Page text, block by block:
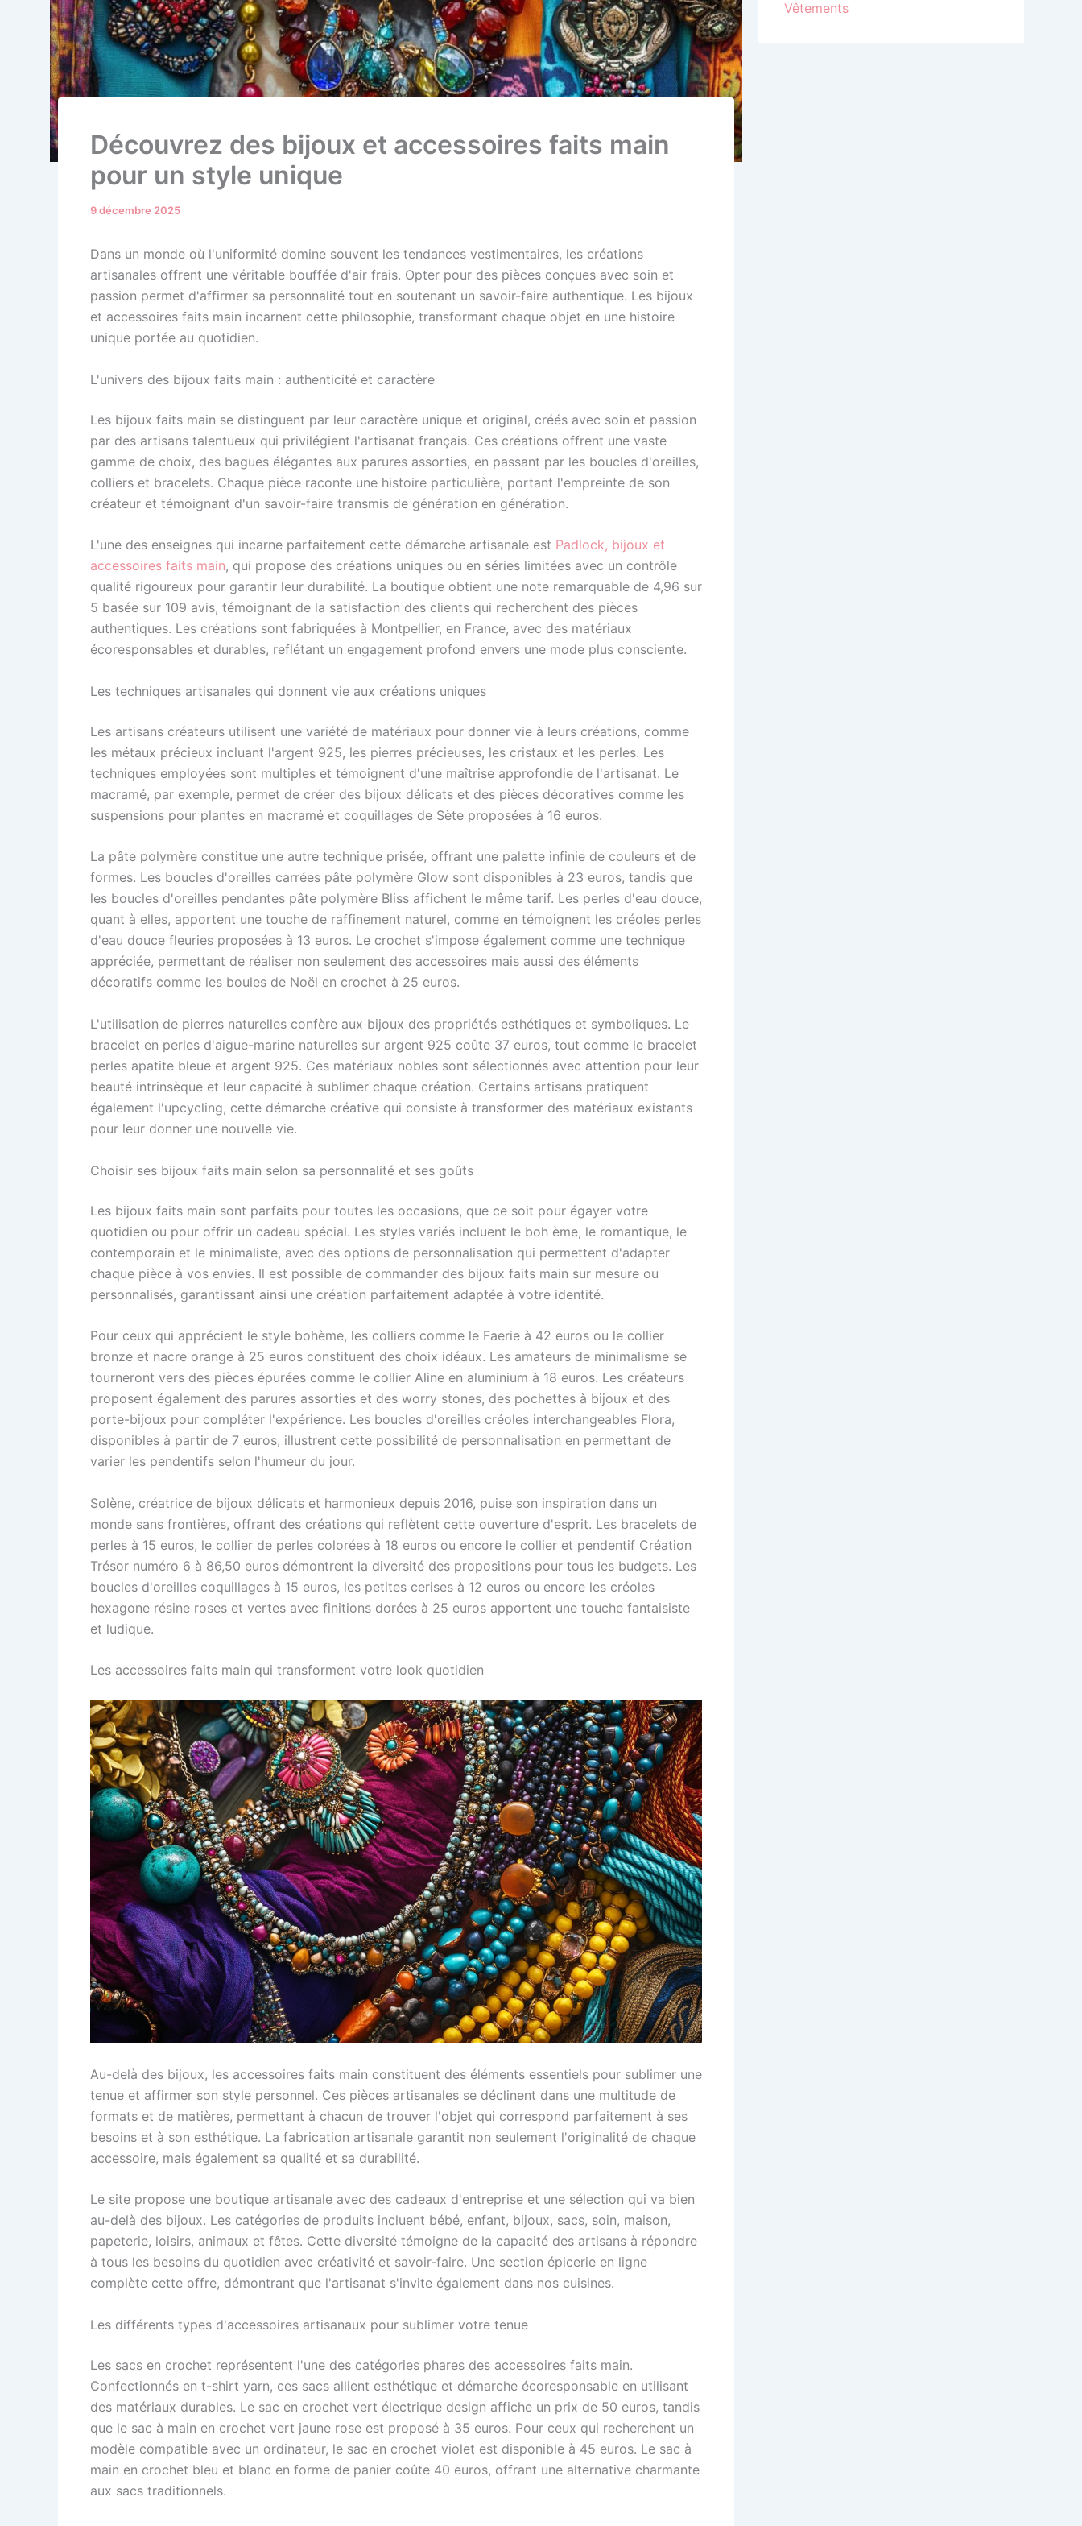
Découvrez des bijoux et accessoires faits main
pour un style unique
9 décembre 2025
Dans un monde où l'uniformité domine souvent les tendances vestimentaires, les créations
artisanales offrent une véritable bouffée d'air frais. Opter pour des pièces conçues avec soin et
passion permet d'affirmer sa personnalité tout en soutenant un savoir-faire authentique. Les bijoux
et accessoires faits main incarnent cette philosophie, transformant chaque objet en une histoire
unique portée au quotidien.
L'univers des bijoux faits main : authenticité et caractère
Les bijoux faits main se distinguent par leur caractère unique et original, créés avec soin et passion
par des artisans talentueux qui privilégient l'artisanat français. Ces créations offrent une vaste
gamme de choix, des bagues élégantes aux parures assorties, en passant par les boucles d'oreilles,
colliers et bracelets. Chaque pièce raconte une histoire particulière, portant l'empreinte de son
créateur et témoignant d'un savoir-faire transmis de génération en génération.
L'une des enseignes qui incarne parfaitement cette démarche artisanale est Padlock, bijoux et
accessoires faits main, qui propose des créations uniques ou en séries limitées avec un contrôle
qualité rigoureux pour garantir leur durabilité. La boutique obtient une note remarquable de 4,96 sur
5 basée sur 109 avis, témoignant de la satisfaction des clients qui recherchent des pièces
authentiques. Les créations sont fabriquées à Montpellier, en France, avec des matériaux
écoresponsables et durables, reflétant un engagement profond envers une mode plus consciente.
Les techniques artisanales qui donnent vie aux créations uniques
Les artisans créateurs utilisent une variété de matériaux pour donner vie à leurs créations, comme
les métaux précieux incluant l'argent 925, les pierres précieuses, les cristaux et les perles. Les
techniques employées sont multiples et témoignent d'une maîtrise approfondie de l'artisanat. Le
macramé, par exemple, permet de créer des bijoux délicats et des pièces décoratives comme les
suspensions pour plantes en macramé et coquillages de Sète proposées à 16 euros.
La pâte polymère constitue une autre technique prisée, offrant une palette infinie de couleurs et de
formes. Les boucles d'oreilles carrées pâte polymère Glow sont disponibles à 23 euros, tandis que
les boucles d'oreilles pendantes pâte polymère Bliss affichent le même tarif. Les perles d'eau douce,
quant à elles, apportent une touche de raffinement naturel, comme en témoignent les créoles perles
d'eau douce fleuries proposées à 13 euros. Le crochet s'impose également comme une technique
appréciée, permettant de réaliser non seulement des accessoires mais aussi des éléments
décoratifs comme les boules de Noël en crochet à 25 euros.
L'utilisation de pierres naturelles confère aux bijoux des propriétés esthétiques et symboliques. Le
bracelet en perles d'aigue-marine naturelles sur argent 925 coûte 37 euros, tout comme le bracelet
perles apatite bleue et argent 925. Ces matériaux nobles sont sélectionnés avec attention pour leur
beauté intrinsèque et leur capacité à sublimer chaque création. Certains artisans pratiquent
également l'upcycling, cette démarche créative qui consiste à transformer des matériaux existants
pour leur donner une nouvelle vie.
Choisir ses bijoux faits main selon sa personnalité et ses goûts
Les bijoux faits main sont parfaits pour toutes les occasions, que ce soit pour égayer votre
quotidien ou pour offrir un cadeau spécial. Les styles variés incluent le boh ème, le romantique, le
contemporain et le minimaliste, avec des options de personnalisation qui permettent d'adapter
chaque pièce à vos envies. Il est possible de commander des bijoux faits main sur mesure ou
personnalisés, garantissant ainsi une création parfaitement adaptée à votre identité.
Pour ceux qui apprécient le style bohème, les colliers comme le Faerie à 42 euros ou le collier
bronze et nacre orange à 25 euros constituent des choix idéaux. Les amateurs de minimalisme se
tourneront vers des pièces épurées comme le collier Aline en aluminium à 18 euros. Les créateurs
proposent également des parures assorties et des worry stones, des pochettes à bijoux et des
porte-bijoux pour compléter l'expérience. Les boucles d'oreilles créoles interchangeables Flora,
disponibles à partir de 7 euros, illustrent cette possibilité de personnalisation en permettant de
varier les pendentifs selon l'humeur du jour.
Solène, créatrice de bijoux délicats et harmonieux depuis 2016, puise son inspiration dans un
monde sans frontières, offrant des créations qui reflètent cette ouverture d'esprit. Les bracelets de
perles à 15 euros, le collier de perles colorées à 18 euros ou encore le collier et pendentif Création
Trésor numéro 6 à 86,50 euros démontrent la diversité des propositions pour tous les budgets. Les
boucles d'oreilles coquillages à 15 euros, les petites cerises à 12 euros ou encore les créoles
hexagone résine roses et vertes avec finitions dorées à 25 euros apportent une touche fantaisiste
et ludique.
Les accessoires faits main qui transforment votre look quotidien
Au-delà des bijoux, les accessoires faits main constituent des éléments essentiels pour sublimer une
tenue et affirmer son style personnel. Ces pièces artisanales se déclinent dans une multitude de
formats et de matières, permettant à chacun de trouver l'objet qui correspond parfaitement à ses
besoins et à son esthétique. La fabrication artisanale garantit non seulement l'originalité de chaque
accessoire, mais également sa qualité et sa durabilité.
Le site propose une boutique artisanale avec des cadeaux d'entreprise et une sélection qui va bien
au-delà des bijoux. Les catégories de produits incluent bébé, enfant, bijoux, sacs, soin, maison,
papeterie, loisirs, animaux et fêtes. Cette diversité témoigne de la capacité des artisans à répondre
à tous les besoins du quotidien avec créativité et savoir-faire. Une section épicerie en ligne
complète cette offre, démontrant que l'artisanat s'invite également dans nos cuisines.
Les différents types d'accessoires artisanaux pour sublimer votre tenue
Les sacs en crochet représentent l'une des catégories phares des accessoires faits main.
Confectionnés en t-shirt yarn, ces sacs allient esthétique et démarche écoresponsable en utilisant
des matériaux durables. Le sac en crochet vert électrique design affiche un prix de 50 euros, tandis
que le sac à main en crochet vert jaune rose est proposé à 35 euros. Pour ceux qui recherchent un
modèle compatible avec un ordinateur, le sac en crochet violet est disponible à 45 euros. Le sac à
main en crochet bleu et blanc en forme de panier coûte 40 euros, offrant une alternative charmante
aux sacs traditionnels.
Vêtements